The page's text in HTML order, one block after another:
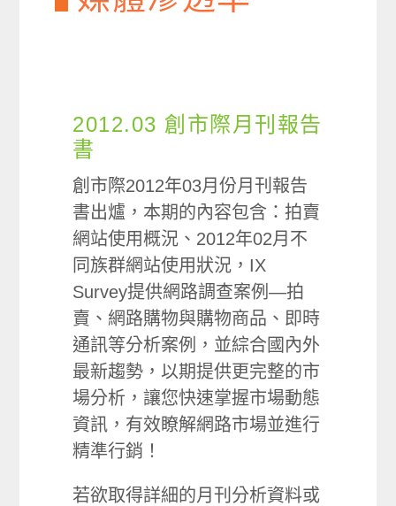
2012.03 創市際月刊報告
書
創市際2012年03月份月刊報告
書出爐，本期的內容包含：拍賣
網站使用概況、2012年02月不
同族群網站使用狀況，IX
Survey提供網路調查案例—拍
賣、網路購物與購物商品、即時
通訊等分析案例，並綜合國內外
最新趨勢，以期提供更完整的市
場分析，讓您快速掌握市場動態
資訊，有效瞭解網路市場並進行
精準行銷！
若欲取得詳細的月刊分析資料或